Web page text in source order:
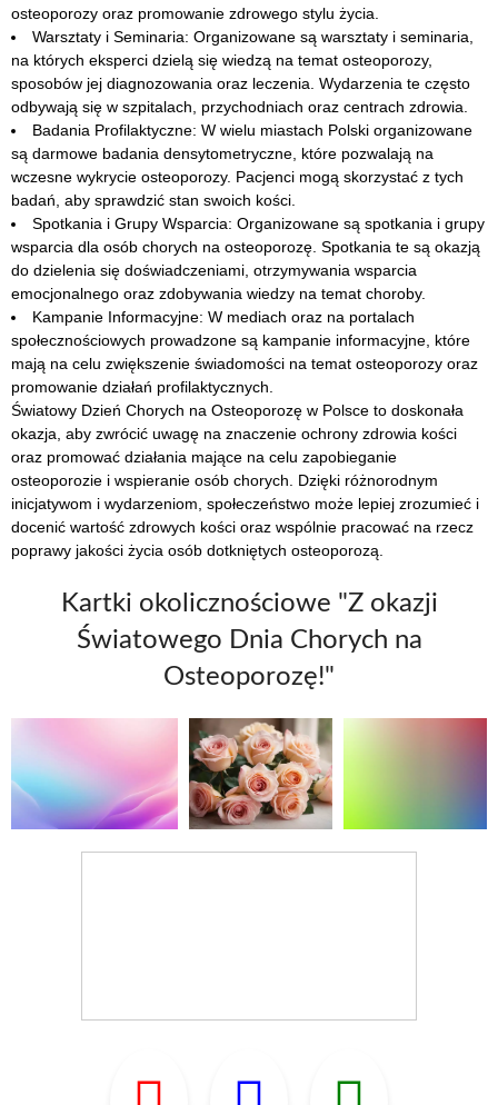
osteoporozy oraz promowanie zdrowego stylu życia.
Warsztaty i Seminaria: Organizowane są warsztaty i seminaria,
na których eksperci dzielą się wiedzą na temat osteoporozy,
sposobów jej diagnozowania oraz leczenia. Wydarzenia te często
odbywają się w szpitalach, przychodniach oraz centrach zdrowia.
Badania Profilaktyczne: W wielu miastach Polski organizowane
są darmowe badania densytometryczne, które pozwalają na
wczesne wykrycie osteoporozy. Pacjenci mogą skorzystać z tych
badań, aby sprawdzić stan swoich kości.
Spotkania i Grupy Wsparcia: Organizowane są spotkania i grupy
wsparcia dla osób chorych na osteoporozę. Spotkania te są okazją
do dzielenia się doświadczeniami, otrzymywania wsparcia
emocjonalnego oraz zdobywania wiedzy na temat choroby.
Kampanie Informacyjne: W mediach oraz na portalach
społecznościowych prowadzone są kampanie informacyjne, które
mają na celu zwiększenie świadomości na temat osteoporozy oraz
promowanie działań profilaktycznych.
Światowy Dzień Chorych na Osteoporozę w Polsce to doskonała
okazja, aby zwrócić uwagę na znaczenie ochrony zdrowia kości
oraz promować działania mające na celu zapobieganie
osteoporozie i wspieranie osób chorych. Dzięki różnorodnym
inicjatywom i wydarzeniom, społeczeństwo może lepiej zrozumieć i
docenić wartość zdrowych kości oraz wspólnie pracować na rzecz
poprawy jakości życia osób dotkniętych osteoporozą.
Kartki okolicznościowe "Z okazji
Światowego Dnia Chorych na
Osteoporozę!"